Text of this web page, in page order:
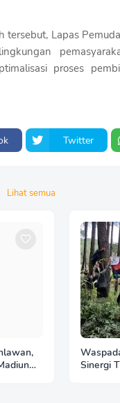
tersebut, Lapas
proses
Twitter
Lihat semua
Sinergi